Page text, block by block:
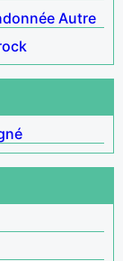
Autre